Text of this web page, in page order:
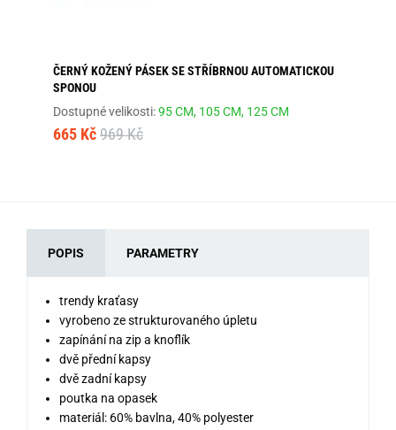
ČERNÝ KOŽENÝ PÁSEK SE STŘÍBRNOU AUTOMATICKOU
SPONOU
Dostupné velikosti:95 CM, 105 CM, 125 CM
665 Kč 969 Kč
POPIS PARAMETRY
trendy kraťasy
vyrobeno ze strukturovaného úpletu
zapínání na zip a knoflík
dvě přední kapsy
dvě zadní kapsy
poutka na opasek
materiál: 60% bavlna, 40% polyester